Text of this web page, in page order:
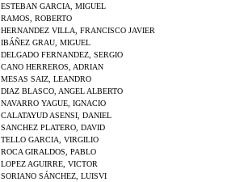
ESTEBAN GARCIA, MIGUEL
RAMOS, ROBERTO
HERNANDEZ VILLA, FRANCISCO JAVIER
IBÁÑEZ GRAU, MIGUEL
DELGADO FERNANDEZ, SERGIO
CANO HERREROS, ADRIAN
MESAS SAIZ, LEANDRO
DIAZ BLASCO, ANGEL ALBERTO
NAVARRO YAGUE, IGNACIO
CALATAYUD ASENSI, DANIEL
SANCHEZ PLATERO, DAVID
TELLO GARCIA, VIRGILIO
ROCA GIRALDOS, PABLO
LOPEZ AGUIRRE, VICTOR
SORIANO SÁNCHEZ, LUISVI